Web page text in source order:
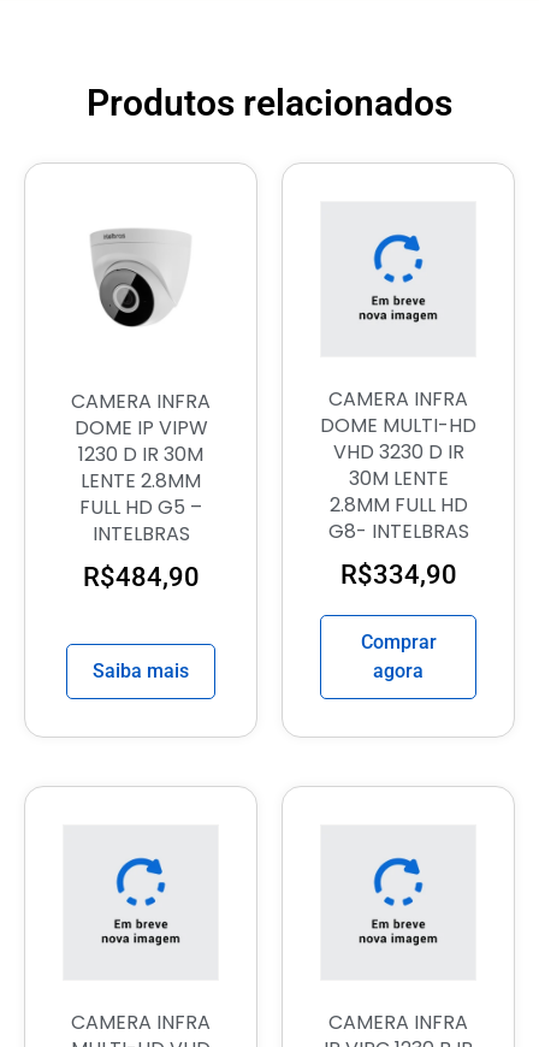
Produtos relacionados
CAMERA INFRA
DOME IP VIPW
1230 D IR 30M
LENTE 2.8MM
FULL HD G5 –
INTELBRAS
R$484,90
Saiba mais
CAMERA INFRA
DOME MULTI-HD
VHD 3230 D IR
30M LENTE
2.8MM FULL HD
G8- INTELBRAS
R$334,90
Comprar
agora
CAMERA INFRA
CAMERA INFRA